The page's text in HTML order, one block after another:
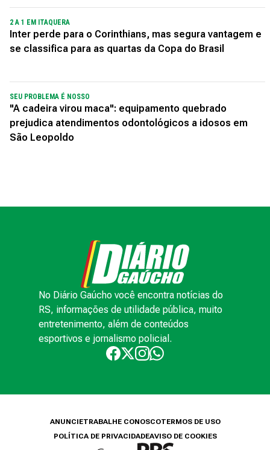
2 A 1 EM ITAQUERA
Inter perde para o Corinthians, mas segura vantagem e
se classifica para as quartas da Copa do Brasil
SEU PROBLEMA É NOSSO
"A cadeira virou maca": equipamento quebrado
prejudica atendimentos odontológicos a idosos em
São Leopoldo
No Diário Gaúcho você encontra notícias do
RS, informações de utilidade pública, muito
entretenimento, além de conteúdos
esportivos e jornalismo policial.
ANUNCIETRABALHE CONOSCOTERMOS DE USO
POLÍTICA DE PRIVACIDADEAVISO DE COOKIES